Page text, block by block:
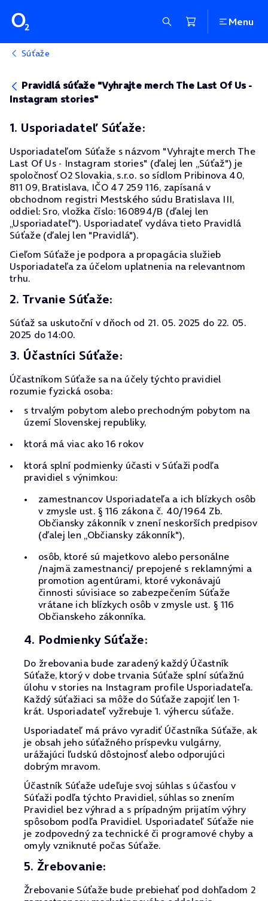
Menu
Súťaže
Pravidlá súťaže "Vyhrajte merch The Last Of Us -
Instagram stories"
1. Usporiadateľ Súťaže:
Usporiadateľom Súťaže s názvom "Vyhrajte merch The
Last Of Us - Instagram stories" (ďalej len „Súťaž") je
spoločnosť O2 Slovakia, s.r.o. so sídlom Pribinova 40,
811 09, Bratislava, IČO 47 259 116, zapísaná v
obchodnom registri Mestského súdu Bratislava III,
oddiel: Sro, vložka číslo: 160894/B (ďalej len
„Usporiadateľ"). Usporiadateľ vydáva tieto Pravidlá
Súťaže (ďalej len "Pravidlá").
Cieľom Súťaže je podpora a propagácia služieb
Usporiadateľa za účelom uplatnenia na relevantnom
trhu.
2. Trvanie Súťaže:
Súťaž sa uskutoční v dňoch od 21. 05. 2025 do 22. 05.
2025 do 14:00.
3. Účastníci Súťaže:
Účastníkom Súťaže sa na účely týchto pravidiel
rozumie fyzická osoba:
s trvalým pobytom alebo prechodným pobytom na
území Slovenskej republiky,
ktorá má viac ako 16 rokov
ktorá splní podmienky účasti v Súťaži podľa
pravidiel s výnimkou:
zamestnancov Usporiadateľa a ich blízkych osôb
v zmysle ust. § 116 zákona č. 40/1964 Zb.
Občiansky zákonník v znení neskorších predpisov
(ďalej len „Občiansky zákonník"),
osôb, ktoré sú majetkovo alebo personálne
/najmä zamestnanci/ prepojené s reklamnými a
promotion agentúrami, ktoré vykonávajú
činnosti súvisiace so zabezpečením Súťaže
vrátane ich blízkych osôb v zmysle ust. § 116
Občianskeho zákonníka.
4. Podmienky Súťaže:
Do žrebovania bude zaradený každý Účastník
Súťaže, ktorý v dobe trvania Súťaže splní súťažnú
úlohu v stories na Instagram profile Usporiadateľa.
Každý súťažiaci sa môže do Súťaže zapojiť len 1-
krát. Usporiadateľ vyžrebuje 1. výhercu súťaže.
Usporiadateľ má právo vyradiť Účastníka Súťaže, ak
je obsah jeho súťažného príspevku vulgárny,
urážajúci ľudskú dôstojnosť alebo odporujúci
dobrým mravom.
Účastník Súťaže udeľuje svoj súhlas s účasťou v
Súťaži podľa týchto Pravidiel, súhlas so znením
Pravidiel bez výhrad a s prípadným prijatím výhry
spôsobom podľa Pravidiel. Usporiadateľ Súťaže nie
je zodpovedný za technické či programové chyby a
omyly vzniknuté počas Súťaže.
5. Žrebovanie:
Žrebovanie Súťaže bude prebiehať pod dohľadom 2